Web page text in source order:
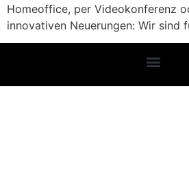
Homeoffice, per Videokonferenz
innovativen Neuerungen: Wir sind